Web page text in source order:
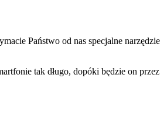
Państwo od nas specjalne narzędzie
tak długo, dopóki będzie on przez